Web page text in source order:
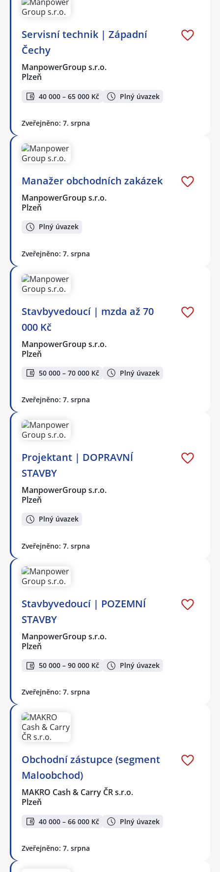
Servisní technik | Západní
Čechy
ManpowerGroup s.r.o.
Plzeň
40 000 – 65 000 Kč Plný úvazek
Zveřejněno: 7. srpna
Manažer obchodních zakázek
ManpowerGroup s.r.o.
Plzeň
Plný úvazek
Zveřejněno: 7. srpna
Stavbyvedoucí | mzda až 70
000 Kč
ManpowerGroup s.r.o.
Plzeň
50 000 – 70 000 Kč Plný úvazek
Zveřejněno: 7. srpna
Projektant | DOPRAVNÍ
STAVBY
ManpowerGroup s.r.o.
Plzeň
Plný úvazek
Zveřejněno: 7. srpna
Stavbyvedoucí | POZEMNÍ
STAVBY
ManpowerGroup s.r.o.
Plzeň
50 000 – 90 000 Kč Plný úvazek
Zveřejněno: 7. srpna
Obchodní zástupce (segment
Maloobchod)
MAKRO Cash & Carry ČR s.r.o.
Plzeň
40 000 – 66 000 Kč Plný úvazek
Zveřejněno: 7. srpna